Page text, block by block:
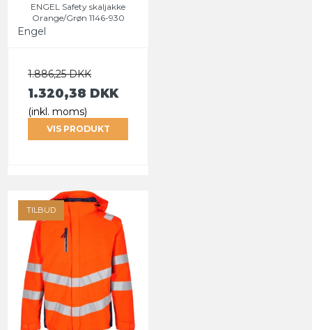
ENGEL Safety skaljakke
Orange/Grøn 1146-930
Engel
1.886,25 DKK
1.320,38 DKK
(inkl. moms)
VIS PRODUKT
TILBUD